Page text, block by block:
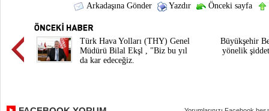
Arkadaşına Gönder Yazdır Önceki sayfa
Türk Hava Yolları (THY) Genel
Müdürü Bilal Ekşl , "Biz bu yıl
da kar edeceğiz.
Büyükşehir
yönelik